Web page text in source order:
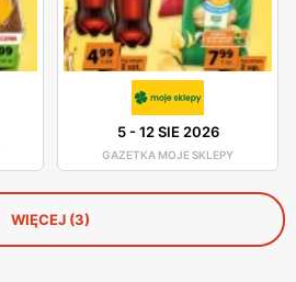
5-12 SIE 2026
GAZETKA MOJE SKLEPY
WIĘCEJ (3)